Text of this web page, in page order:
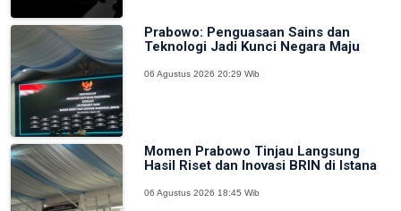
Prabowo: Penguasaan Sains dan
Teknologi Jadi Kunci Negara Maju
06 Agustus 2026 20:29 Wib
Momen Prabowo Tinjau Langsung
Hasil Riset dan Inovasi BRIN di Istana
06 Agustus 2026 18:45 Wib